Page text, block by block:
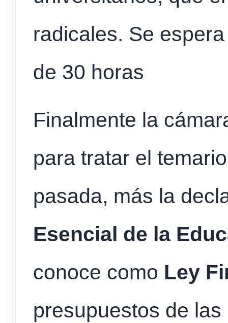
radicales. Se
de 30 horas
Finalmente la
para tratar el
pasada, más la
Esencial de la
conoce como Ley
presupuestos de